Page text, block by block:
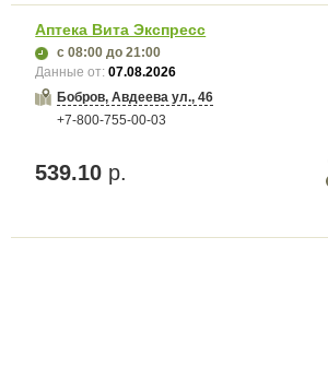
Аптека Вита Экспресс
с 08:00 до 21:00
Данные от:07.08.2026
Бобров, Авдеева ул., 46
+7-800-755-00-03
539.10 р.